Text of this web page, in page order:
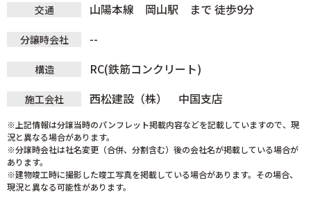
交通 山陽本線 岡山駅 まで 徒歩9分
分譲時会社 --
構造 RC(鉄筋コンクリート)
施工会社 西松建設（株） 中国支店
※上記情報は分譲当時のパンフレット掲載内容などを記載していますので、現
況と異なる場合があります。
※分譲時会社は社名変更（合併、分割含む）後の会社名が掲載している場合が
あります。
※建物竣工時に撮影した竣工写真を掲載している場合があります。その場合、
現況と異なる可能性があります。